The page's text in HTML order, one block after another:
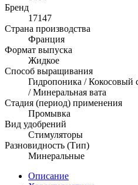
Бренд
17147
Страна производства
Франция
Формат выпуска
Жидкое
Способ выращивания
Гидропоника / Кокосовый
/ Минеральная вата
Стадия (период) применения
Промывка
Вид удобрений
Стимуляторы
Разновидность (Тип)
Минеральные
Описание